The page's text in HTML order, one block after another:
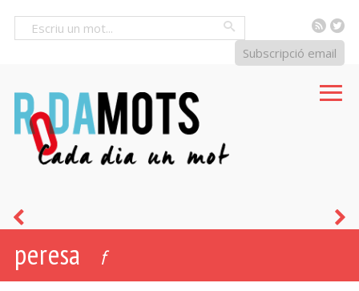
RSS
Subscripció email
peresa f
més
gos
que
a